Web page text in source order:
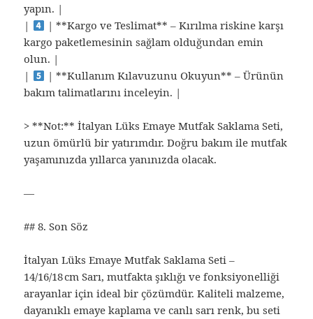
yapın. |
|
| **Kargo ve Teslimat** – Kırılma riskine karşı
kargo paketlemesinin sağlam olduğundan emin
olun. |
|
| **Kullanım Kılavuzunu Okuyun** – Ürünün
bakım talimatlarını inceleyin. |
> **Not:** İtalyan Lüks Emaye Mutfak Saklama Seti,
uzun ömürlü bir yatırımdır. Doğru bakım ile mutfak
yaşamınızda yıllarca yanınızda olacak.
—
## 8. Son Söz
İtalyan Lüks Emaye Mutfak Saklama Seti –
14/16/18 cm Sarı, mutfakta şıklığı ve fonksiyonelliği
arayanlar için ideal bir çözümdür. Kaliteli malzeme,
dayanıklı emaye kaplama ve canlı sarı renk, bu seti